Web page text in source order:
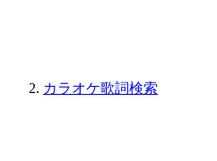
カラオケ歌詞検索